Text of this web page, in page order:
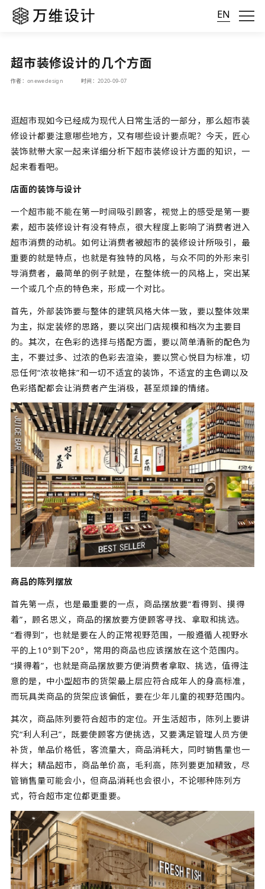
EN
超市装修设计的几个方面
作者：onewedesign 时间：2020-09-07
逛超市现如今已经成为现代人日常生活的一部分，那么超市装
修设计都要注意哪些地方，又有哪些设计要点呢？今天，匠心
装饰就带大家一起来详细分析下超市装修设计方面的知识，一
起来看看吧。
店面的装饰与设计
一个超市能不能在第一时间吸引顾客，视觉上的感受是第一要
素，超市装修设计有没有特点，很大程度上影响了消费者进入
超市消费的动机。如何让消费者被超市的装修设计所吸引，最
重要的就是特点，也就是有独特的风格，与众不同的外形来引
导消费者，最简单的例子就是，在整体统一的风格上，突出某
一个或几个点的特色来，形成一个对比。
首先，外部装饰要与整体的建筑风格大体一致，要以整体效果
为主，拟定装修的思路，要以突出门店规模和档次为主要目
的。其次，在色彩的选择与搭配方面，要以简单清新的配色为
主，不要过多、过浓的色彩去渲染，要以赏心悦目为标准，切
忌任何“浓妆艳抹”和一切不适宜的装饰，不适宜的主色调以及
色彩搭配都会让消费者产生消极，甚至烦躁的情绪。
商品的陈列摆放
首先第一点，也是最重要的一点，商品摆放要“看得到、摸得
着”，顾名思义，商品的摆放要方便顾客寻找、拿取和挑选。
“看得到”，也就是要在人的正常视野范围，一般遵循人视野水
平的上10°到下20°，常用的商品也应该摆放在这个范围内。
“摸得着”，也就是商品摆放要方便消费者拿取、挑选，值得注
意的是，中小型超市的货架最上层应符合成年人的身高标准，
而玩具类商品的货架应该偏低，要在少年儿童的视野范围内。
其次，商品陈列要符合超市的定位。开生活超市，陈列上要讲
究“利人利己”，既要使顾客方便挑选，又要满足管理人员方便
补货，单品价格低，客流量大，商品消耗大，同时销售量也一
样大；精品超市，商品单价高，毛利高，陈列要更加精致，尽
管销售量可能会小，但商品消耗也会很小，不论哪种陈列方
式，符合超市定位都更重要。